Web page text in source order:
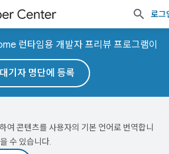
로그
런타임용 개발자 프리뷰 프로그램이
대기자 명단에 등록
여 콘텐츠를 사용자의 기본 언어로 번역합니
수 있습니다.